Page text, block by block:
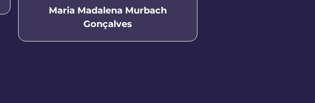
Maria Madalena Murbach
Gonçalves